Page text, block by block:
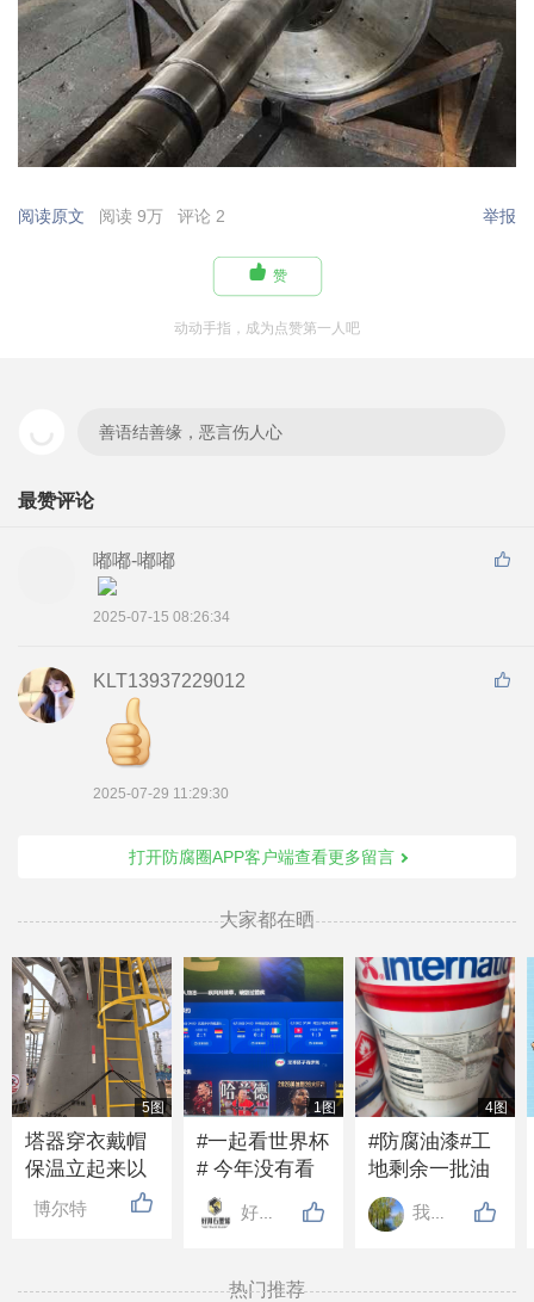
阅读原文 阅读 9万 评论 2 举报
 赞
动动手指，成为点赞第一人吧
善语结善缘，恶言伤人心
最赞评论
嘟嘟-嘟嘟
2025-07-15 08:26:34
KLT13937229012
2025-07-29 11:29:30
打开防腐圈APP客户端查看更多留言
大家都在晒
5图
塔器穿衣戴帽
保温立起来以
后，下过大雨
从下边淌水是
博尔特
1图
#一起看世界杯
# 今年没有看
世界杯的吗？
好多年没人发
好邦涂料
4图
#防腐油漆#工
地剩余一批油
漆带固化剂，2
吨左右，需要
我心飞翔
热门推荐